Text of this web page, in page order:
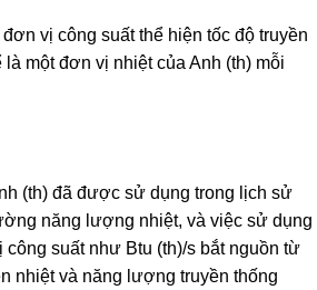
vị công suất thể hiện tốc độ truyền
một đơn vị nhiệt của Anh (th) mỗi
(th) đã được sử dụng trong lịch sử
năng lượng nhiệt, và việc sử dụng
công suất như Btu (th)/s bắt nguồn từ
nhiệt và năng lượng truyền thống